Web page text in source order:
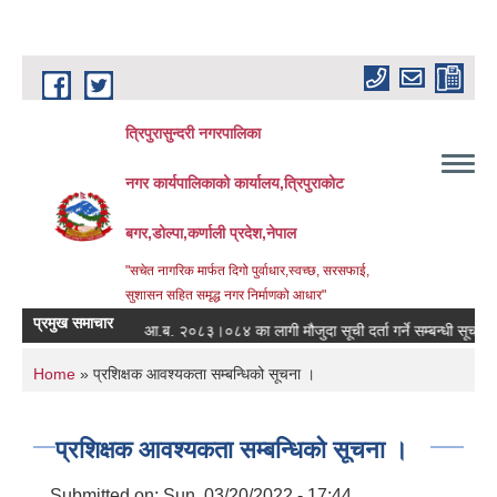
Skip to main content
त्रिपुरासुन्दरी नगरपालिका
नगर कार्यपालिकाको कार्यालय,त्रिपुराकोट
बगर,डोल्पा,कर्णाली प्रदेश,नेपाल
"सचेत नागरिक मार्फत दिगो पुर्वाधार,स्वच्छ, सरसफाई,
सुशासन सहित समृद्ध नगर निर्माणको आधार"
प्रमुख समाचार
सूचना । आ.ब. २०८३।०८४ का लागी मौजुदा सूची दर्ता गर्ने सम्बन्धी सूचना ।
You are here
Home » प्रशिक्षक आवश्यकता सम्बन्धिको सूचना ।
प्रशिक्षक आवश्यकता सम्बन्धिको सूचना ।